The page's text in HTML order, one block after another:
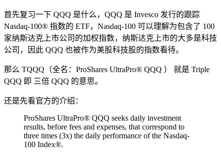
首先复习一下 QQQ 是什么，QQQ 是 Invesco 发行的跟踪
Nasdaq-100® 指数的 ETF，Nasdaq-100 可以理解为包含了 100
家纳斯达克上市公司的加权指数，纳斯达克上市的大多是科技
公司，因此 QQQ 也被作为美股科技股的指数看待。
那么 TQQQ（全名：ProShares UltraPro® QQQ ） 就是 Triple
QQQ 即 三倍 QQQ 的意思。
还是先看官方的介绍：
ProShares UltraPro® QQQ seeks daily investment
results, before fees and expenses, that correspond to
three times (3x) the daily performance of the Nasdaq-
100 Index®.